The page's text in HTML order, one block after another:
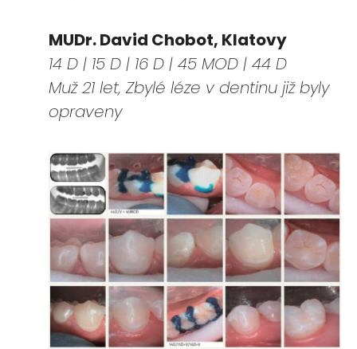
MUDr. David Chobot, Klatovy
14 D | 15 D | 16 D | 45 MOD | 44 D
Muž 21 let, Zbylé léze v dentinu již byly
opraveny